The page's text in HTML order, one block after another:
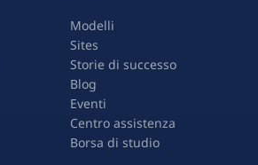
Modelli
Sites
Storie di successo
Blog
Eventi
Centro assistenza
Borsa di studio